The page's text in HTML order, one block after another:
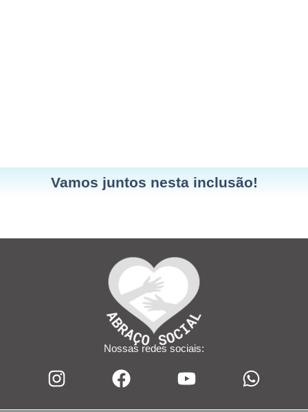
Vamos juntos nesta inclusão!
Nossas redes sociais: